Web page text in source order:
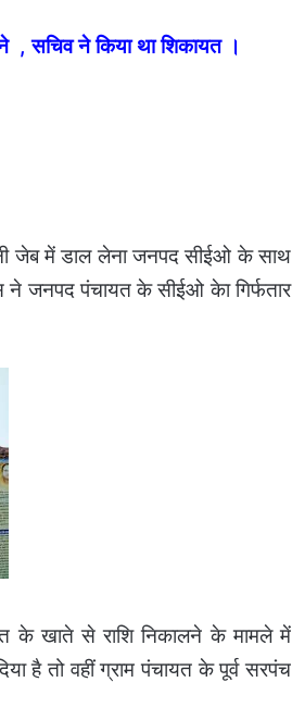
, सचिव ने किया था शिकायत ।
जेब में डाल लेना जनपद सीईओ के साथ
ने जनपद पंचायत के सीईओ केा गिर्फतार
के खाते से राशि निकालने के मामले में
है तो वहीं ग्राम पंचायत के पूर्व सरपंच